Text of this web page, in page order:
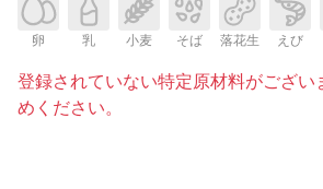
卵 乳 小麦 そば 落花生 えび
登録されていない特定原材料がござい
めください。